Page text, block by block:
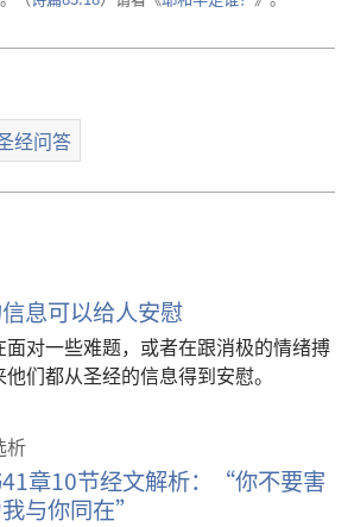
经问答
息可以给人安慰
面对一些难题，或者在跟消极的情绪搏
们都从圣经的信息得到安慰。
析
章10节经文解析：“你不要害
与你同在”